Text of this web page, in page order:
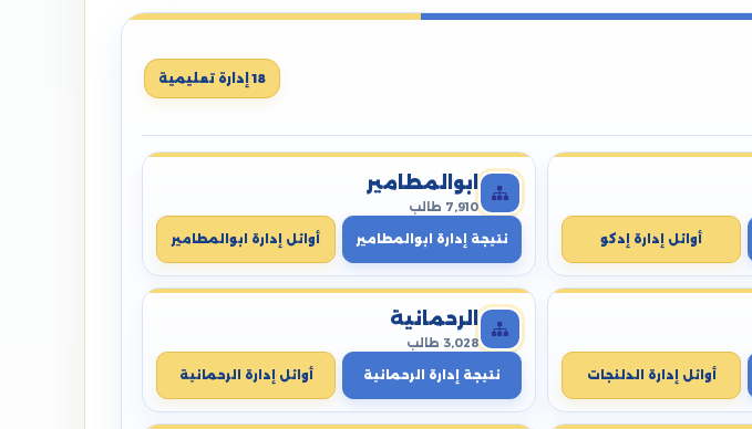
18 إدارة تعليمية
أوائل إدارة إدكو
ابوالمطامير
7,910 طالب
نتيجة إدارة ابوالمطامير أوائل إدارة ابوالمطامير
أوائل إدارة الدلنجات
الرحمانية
3,028 طالب
نتيجة إدارة الرحمانية أوائل إدارة الرحمانية